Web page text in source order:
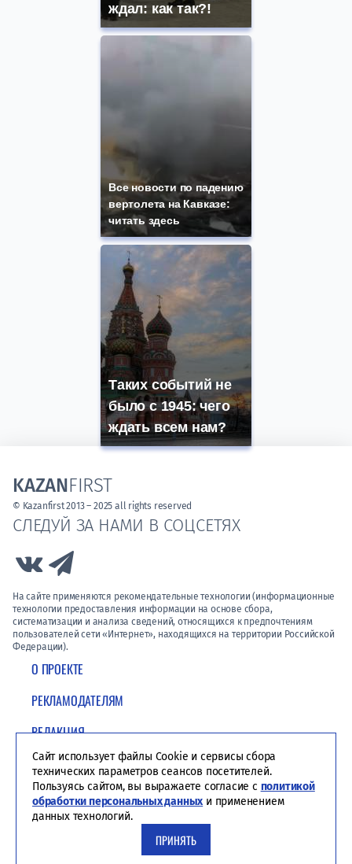
ждал: как так?!
Все новости по падению
вертолета на Кавказе:
читать здесь
Таких событий не
было с 1945: чего
ждать всем нам?
О ПРОЕКТЕ
РЕКЛАМОДАТЕЛЯМ
РЕДАКЦИЯ
ПОЛИТИКА КОНФИДЕНЦИАЛЬНОСТИ
СЛЕДУЙ ЗА НАМИ В СОЦСЕТЯХ
Link to Vk
На сайте применяются рекомендательные технологии (информационные
технологии предоставления информации на основе сбора,
систематизации и анализа сведений, относящихся к предпочтениям
пользователей сети «Интернет», находящихся на территории Российской
Федерации).
KAZANFIRST
© Kazanfirst 2013 – 2025 all rights reserved
Сайт использует файлы Cookie и сервисы сбора
технических параметров сеансов посетителей.
Пользуясь сайтом, вы выражаете согласие с политикой
обработки персональных данных и применением
данных технологий.
ПРИНЯТЬ